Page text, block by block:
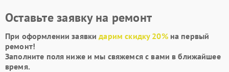
Оставьте заявку на ремонт
При оформлении заявкидарим скидку 20%на первый
ремонт!
Заполните поля ниже и мы свяжемся с вами в ближайшее
время.